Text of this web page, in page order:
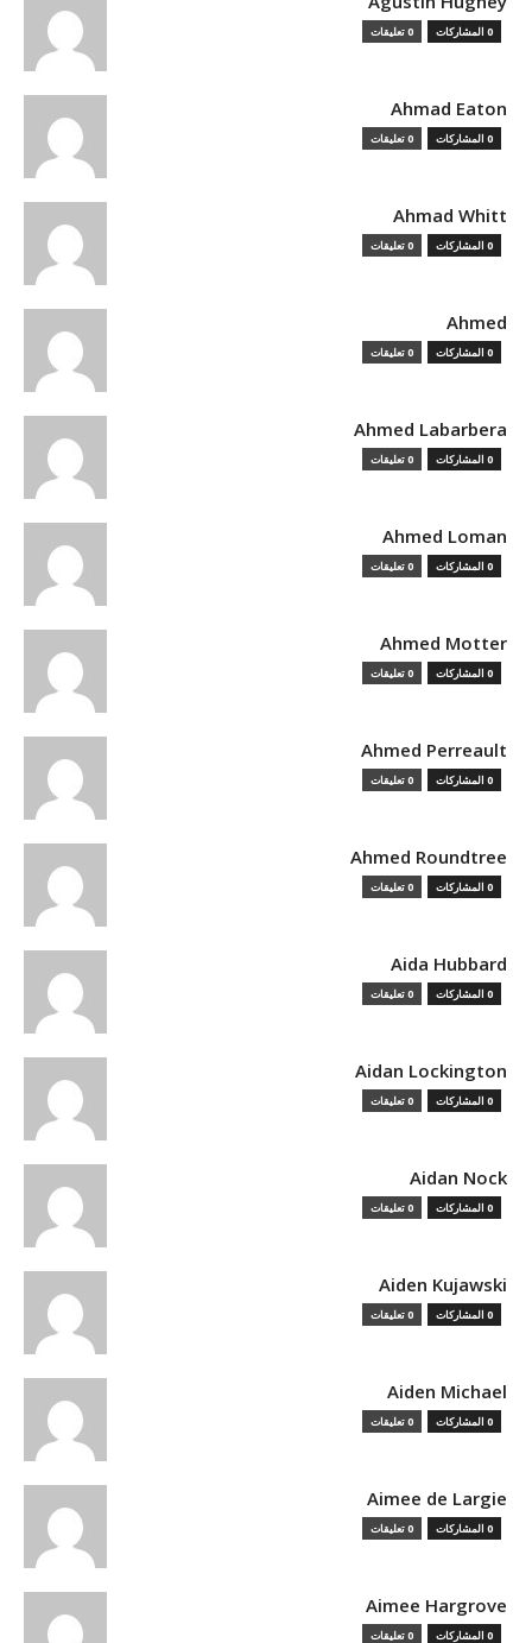
0 المشاركات 0 تعليقات
Ahmad Eaton
0 المشاركات 0 تعليقات
Ahmad Whitt
0 المشاركات 0 تعليقات
Ahmed
0 المشاركات 0 تعليقات
Ahmed Labarbera
0 المشاركات 0 تعليقات
Ahmed Loman
0 المشاركات 0 تعليقات
Ahmed Motter
0 المشاركات 0 تعليقات
Ahmed Perreault
0 المشاركات 0 تعليقات
Ahmed Roundtree
0 المشاركات 0 تعليقات
Aida Hubbard
0 المشاركات 0 تعليقات
Aidan Lockington
0 المشاركات 0 تعليقات
Aidan Nock
0 المشاركات 0 تعليقات
Aiden Kujawski
0 المشاركات 0 تعليقات
Aiden Michael
0 المشاركات 0 تعليقات
Aimee de Largie
0 المشاركات 0 تعليقات
Aimee Hargrove
0 المشاركات 0 تعليقات